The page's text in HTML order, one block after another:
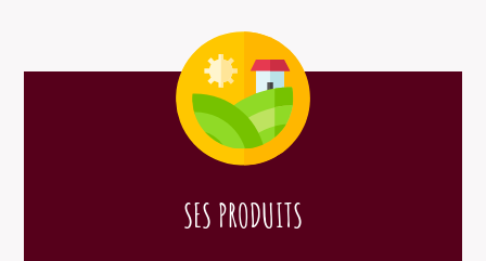
SES PRODUITS